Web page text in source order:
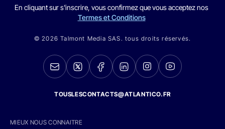
En cliquant sur s'inscrire, vous confirmez que vous acceptez nos
Termes et Conditions
© 2026 Talmont Media SAS. tous droits réservés.
TOUSLESCONTACTS@ATLANTICO.FR
MIEUX NOUS CONNAITRE